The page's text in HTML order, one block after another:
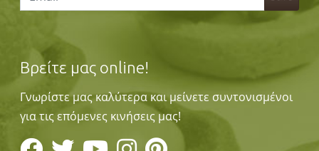
Βρείτε μας online!
Γνωρίστε μας καλύτερα και μείνετε συντονισμένοι
για τις επόμενες κινήσεις μας!